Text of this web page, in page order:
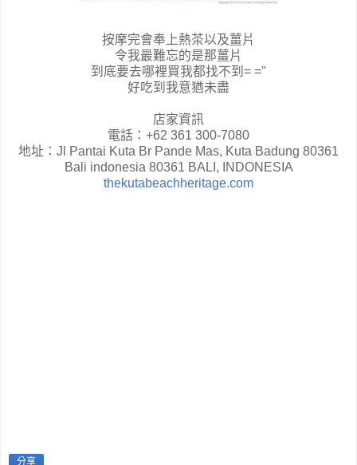
按摩完會奉上熱茶以及薑片
令我最難忘的是那薑片
到底要去哪裡買我都找不到= ="
好吃到我意猶未盡
店家資訊
電話：+62 361 300-7080
地址：Jl Pantai Kuta Br Pande Mas, Kuta Badung 80361
Bali indonesia 80361 BALI, INDONESIA
thekutabeachheritage.com
分享